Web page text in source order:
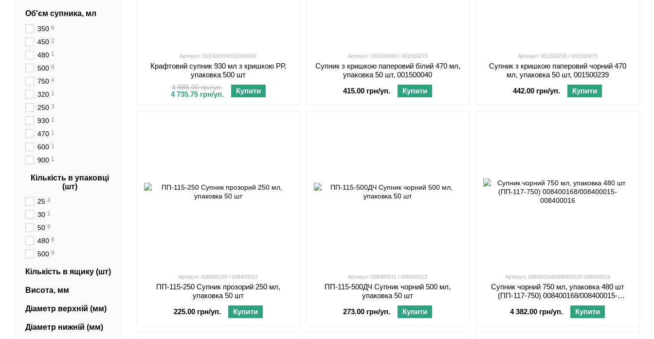
Артикул: 018300034/018300009
Крафтовий супник 930 мл з кришкою РР,
упаковка 500 шт
4 985.00 грн/уп.
4 735.75 грн/уп. Купити
Артикул: 001500040 / 001500075
Супник з кришкою паперовий білий 470 мл,
упаковка 50 шт, 001500040
415.00 грн/уп.
Купити
Артикул: 001500239 / 001500075
Супник з кришкою паперовий чорний 470
мл, упаковка 50 шт, 001500239
442.00 грн/уп.
Купити
Артикул: 008400169 / 008400012
ПП-115-250 Супник прозорий 250 мл,
упаковка 50 шт
225.00 грн/уп.
Купити
Артикул: 008400011 / 008400012
ПП-115-500ДЧ Супник чорний 500 мл,
упаковка 50 шт
273.00 грн/уп.
Купити
Артикул: 008400168/008400015-008400016
Супник чорний 750 мл, упаковка 480 шт
(ПП-117-750) 008400168/008400015-
008400016
4 382.00 грн/уп.
Купити
Об'єм супника, мл
350 6
450 2
480 1
500 6
750 4
320 1
250 3
930 1
470 1
600 1
900 1
Кількість в упаковці
(шт)
25 4
30 1
50 9
480 6
500 8
Кількість в ящику (шт)
Висота, мм
Діаметр верхній (мм)
Діаметр нижній (мм)